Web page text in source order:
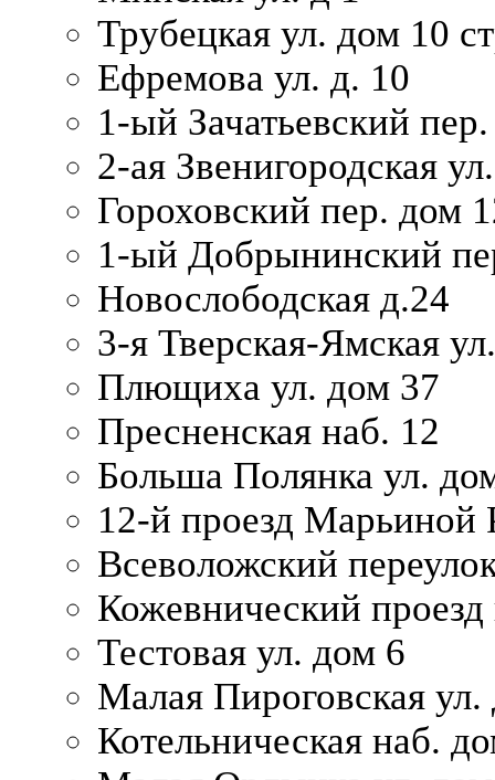
Трубецкая ул. дом 10
Ефремова ул. д. 10
1-ый Зачатьевский
2-ая Звенигородская
Гороховский пер. дом
1-ый Добрынинский
Новослободская д.24
3-я Тверская-Ямская
Плющиха ул. дом 37
Пресненская наб. 12
Больша Полянка ул.
12-й проезд Марьиной
Всеволожский
Кожевнический проезд
Тестовая ул. дом 6
Малая Пироговская
Котельническая наб.